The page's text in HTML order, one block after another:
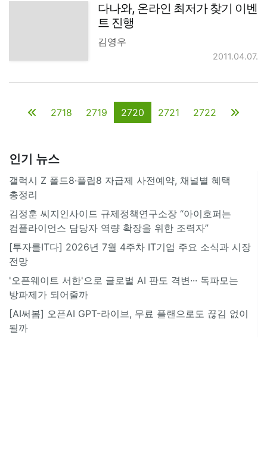
다나와, 온라인 최저가 찾기 이벤
트 진행
김영우
2011.04.07.
2718 2719 2720 2721 2722
인기 뉴스
갤럭시 Z 폴드8·플립8 자급제 사전예약, 채널별 혜택
총정리
김정훈 씨지인사이드 규제정책연구소장 “아이호퍼는
컴플라이언스 담당자 역량 확장을 위한 조력자”
[투자를IT다] 2026년 7월 4주차 IT기업 주요 소식과 시장
전망
'오픈웨이트 서한'으로 글로벌 AI 판도 격변··· 독파모는
방파제가 되어줄까
[AI써봄] 오픈AI GPT-라이브, 무료 플랜으로도 끊김 없이
될까